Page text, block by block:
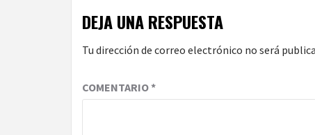
DEJA UNA RESPUESTA
Tu dirección de correo electrónico no será
COMENTARIO*